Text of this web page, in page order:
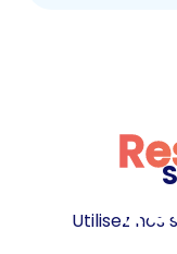
Utilisez nos